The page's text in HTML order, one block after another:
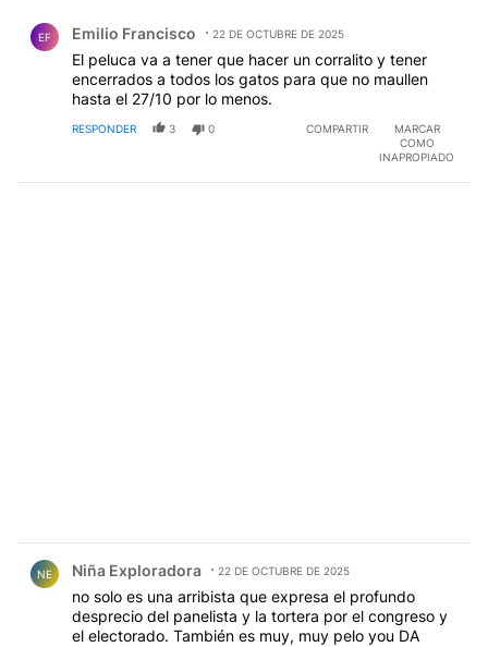
EF Emilio Francisco 22 DE OCTUBRE DE 2025
El peluca va a tener que hacer un corralito y tener
encerrados a todos los gatos para que no maullen
hasta el 27/10 por lo menos.
RESPONDER 3 0 COMPARTIR
MARCAR
COMO
INAPROPIADO
NE Niña Exploradora 22 DE OCTUBRE DE 2025
no solo es una arribista que expresa el profundo
desprecio del panelista y la tortera por el congreso y
el electorado. También es muy, muy pelo you DA